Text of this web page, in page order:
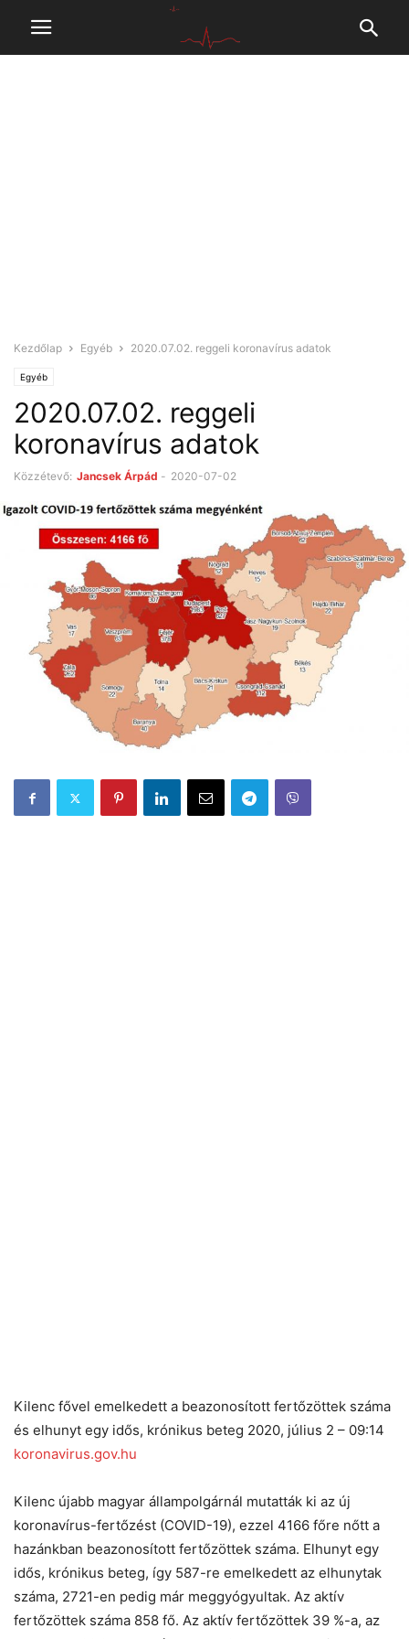
Kezdőlap Egyéb 2020.07.02. reggeli koronavírus adatok
Egyéb
2020.07.02. reggeli
koronavírus adatok
Közzétevő: Jancsek Árpád - 2020-07-02
Kilenc fővel emelkedett a beazonosított fertőzöttek száma
és elhunyt egy idős, krónikus beteg 2020, július 2 – 09:14
koronavirus.gov.hu
Kilenc újabb magyar állampolgárnál mutatták ki az új
koronavírus-fertőzést (COVID-19), ezzel 4166 főre nőtt a
hazánkban beazonosított fertőzöttek száma. Elhunyt egy
idős, krónikus beteg, így 587-re emelkedett az elhunytak
száma, 2721-en pedig már meggyógyultak. Az aktív
fertőzöttek száma 858 fő. Az aktív fertőzöttek 39 %-a, az